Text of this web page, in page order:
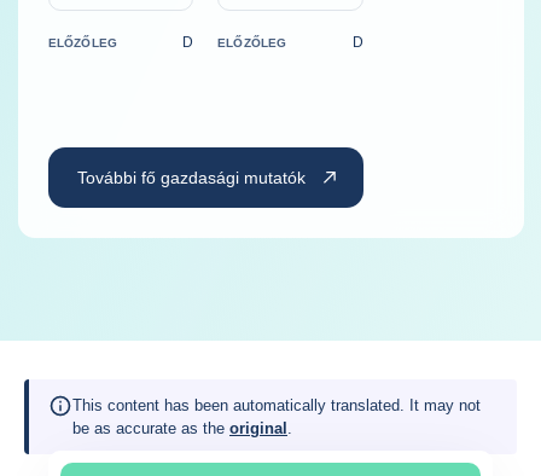
ELŐZŐLEG D ELŐZŐLEG D
További fő gazdasági mutatók
This content has been automatically translated. It may not
be as accurate as the original .